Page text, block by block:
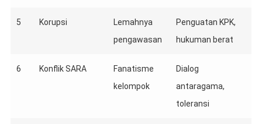
5 Korupsi
Lemahnya
pengawasan
Penguatan KPK,
hukuman berat
6 Konflik SARA
Fanatisme
kelompok
Dialog
antaragama,
toleransi